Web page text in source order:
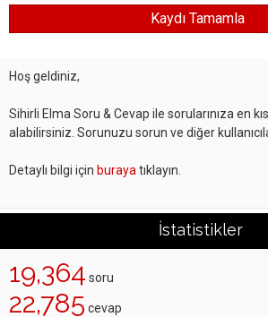
Hoş geldiniz,
Sihirli Elma Soru & Cevap ile sorularınıza en
alabilirsiniz. Sorunuzu sorun ve diğer
Detaylı bilgi için buraya tıklayın.
İstatistikler
19,364 soru
22,785 cevap